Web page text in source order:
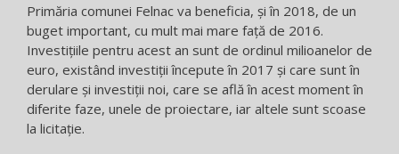
Primăria comunei Felnac va beneficia, și în 2018, de un
buget important, cu mult mai mare față de 2016.
Investițiile pentru acest an sunt de ordinul milioanelor de
euro, existând investiții începute în 2017 și care sunt în
derulare și investiții noi, care se află în acest moment în
diferite faze, unele de proiectare, iar altele sunt scoase
la licitație.